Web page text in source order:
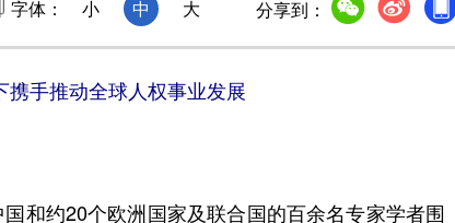
字体： 小 中 大 分享到：
携手推动全球人权事业发展
和约20个欧洲国家及联合国的百余名专家学者围